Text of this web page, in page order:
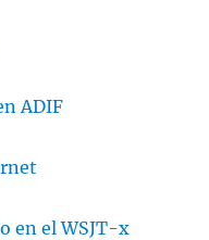
ADIF
en el WSJT-x